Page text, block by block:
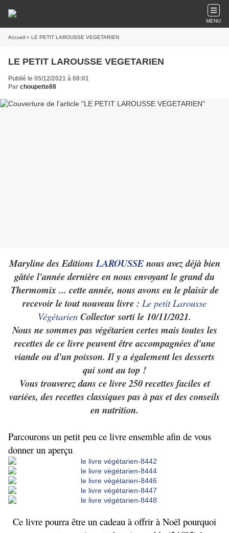
MENU
Accueil » LE PETIT LAROUSSE VEGETARIEN
LE PETIT LAROUSSE VEGETARIEN
Publié le 05/12/2021 à 08:01
Par choupette88
Maryline des EditionsLAROUSSEnous avez déjà bien
gâtée l'année dernière en nous envoyant le grand du
Thermomix ... cette année, nous avons eu le plaisir de
recevoir le tout nouveau livre : Le petit Larousse
Végétarien Collector sorti le 10/11/2021.
Nous ne sommes pas végétarien certes mais toutes les
recettes de ce livre peuvent être accompagnées d'une
viande ou d'un poisson. Il y a également les desserts
qui sont au top !
Vous trouverez dans ce livre 250 recettes faciles et
variées, des recettes classiques pas à pas et des conseils
en nutrition.
Parcourons un petit peu ce livre ensemble afin de vous
donner un aperçu
Ce livre pourra être un cadeau à offrir à Noël pourquoi